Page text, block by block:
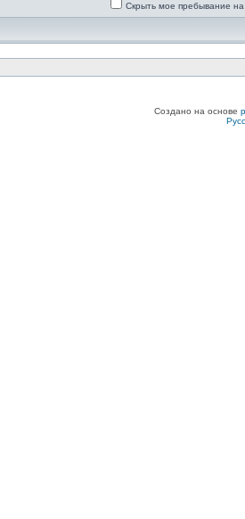
Скрыть мое пребывание
Создано на основе